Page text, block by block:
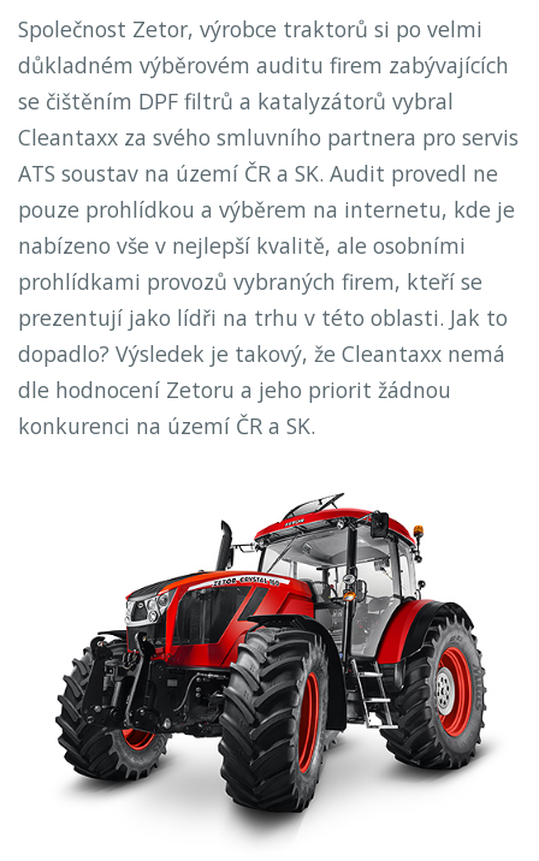
Společnost Zetor, výrobce traktorů si po velmi
důkladném výběrovém auditu firem zabývajících
se čištěním DPF filtrů a katalyzátorů vybral
Cleantaxx za svého smluvního partnera pro servis
ATS soustav na území ČR a SK. Audit provedl ne
pouze prohlídkou a výběrem na internetu, kde je
nabízeno vše v nejlepší kvalitě, ale osobními
prohlídkami provozů vybraných firem, kteří se
prezentují jako lídři na trhu v této oblasti. Jak to
dopadlo? Výsledek je takový, že Cleantaxx nemá
dle hodnocení Zetoru a jeho priorit žádnou
konkurenci na území ČR a SK.